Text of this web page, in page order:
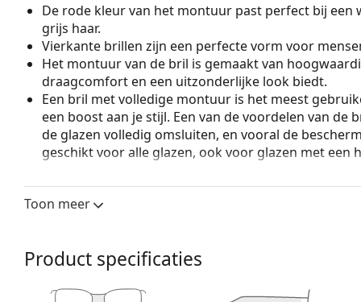
De rode kleur van het montuur past perfect bij
grijs haar.
Vierkante brillen zijn een perfecte vorm voor
Het montuur van de bril is gemaakt van
draagcomfort en een uitzonderlijke look biedt.
Een bril met volledige montuur is het meest
een boost aan je stijl. Een van de voordelen van
de glazen volledig omsluiten, en vooral de
geschikt voor alle glazen, ook voor glazen met een
Wij leveren de brillen in een originele hoes. De
bij het kiezen.
Het is een medisch hulpmiddel. Lees de instructies
Toon meer
Product specificaties